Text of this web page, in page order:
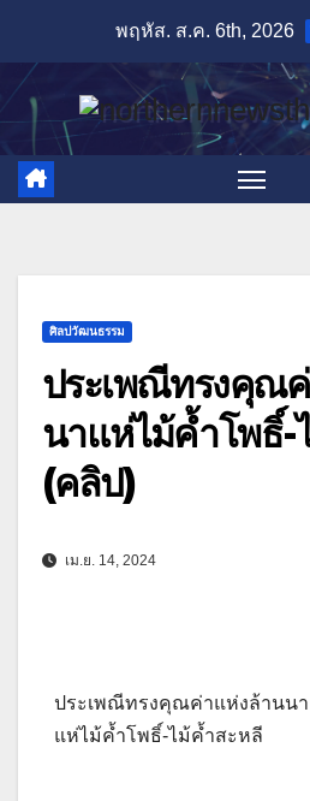
content
พฤหัส. ส.ค. 6th, 2026
ศิลปวัฒนธรรม
ประเพณีทรงคุณ
นาแห่ไม้ค้ำโพธิ์-
(คลิป)
เม.ย. 14, 2024
ประเพณีทรงคุณค่าแห่งล้านนา
แห่ไม้ค้ำโพธิ์-ไม้ค้ำสะหลี